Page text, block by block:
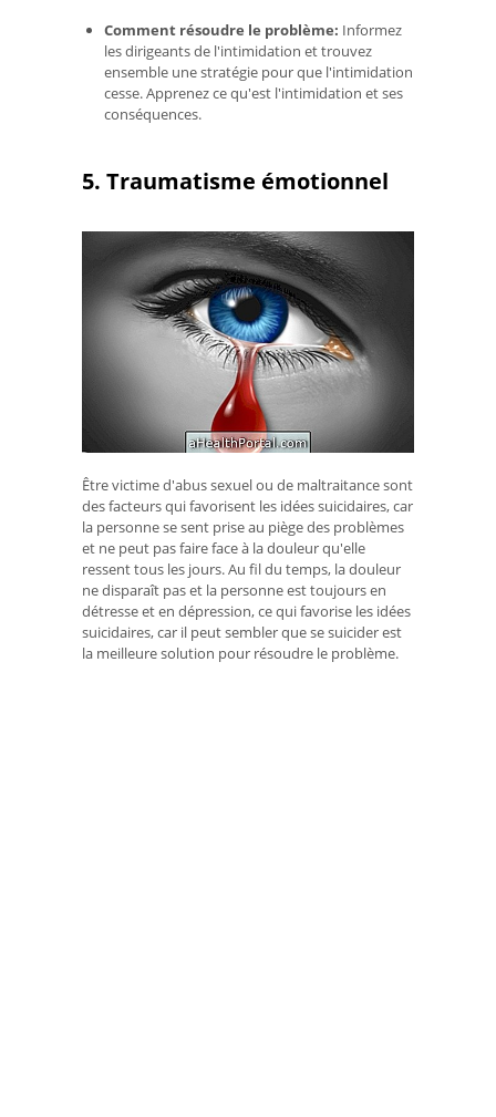
Comment résoudre le problème: Informez
les dirigeants de l'intimidation et trouvez
ensemble une stratégie pour que l'intimidation
cesse. Apprenez ce qu'est l'intimidation et ses
conséquences.
5. Traumatisme émotionnel
Être victime d'abus sexuel ou de maltraitance sont
des facteurs qui favorisent les idées suicidaires, car
la personne se sent prise au piège des problèmes
et ne peut pas faire face à la douleur qu'elle
ressent tous les jours. Au fil du temps, la douleur
ne disparaît pas et la personne est toujours en
détresse et en dépression, ce qui favorise les idées
suicidaires, car il peut sembler que se suicider est
la meilleure solution pour résoudre le problème.